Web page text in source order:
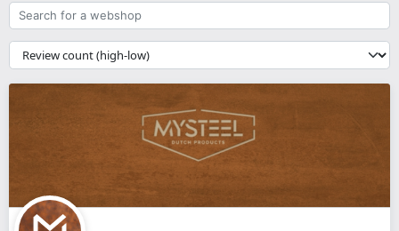
Search
for
a
webshop
{{
__('Sort')
}}